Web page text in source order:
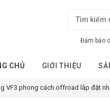
Đảm bảo
CHỦ GIỚI THIỆU
VF3 phong cách offroad lắp đặt